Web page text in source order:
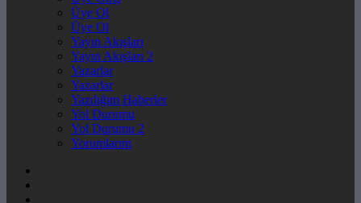
Üye Ol
Üye Ol
Yayın Akışları
Yayın Akışları 2
Yazarlar
Yazarlar
Yazdığım Haberler
Yol Durumu
Yol Durumu 2
Yorumlarım